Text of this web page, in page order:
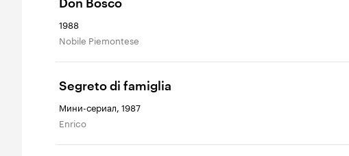
Don Bosco
1988
Nobile Piemontese
Segreto di famiglia
Мини-сериал, 1987
Enrico